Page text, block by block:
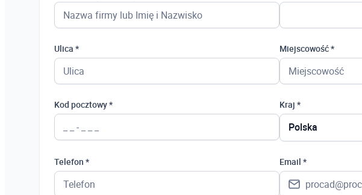
Ulica * Miejscowość *
Kod pocztowy * Kraj *
Polska
Telefon * Email *
Polska
Ukraina